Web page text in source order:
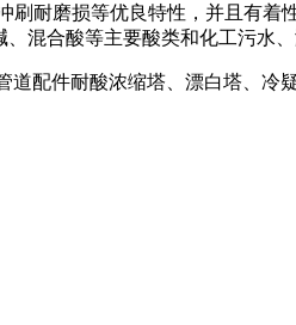
刷耐磨损等优良特性，并且有
混合酸等主要酸类和化工污水
配件耐酸浓缩塔、漂白塔、冷